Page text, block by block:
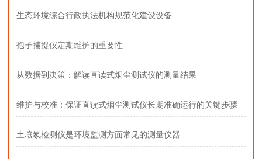
生态环境综合行政执法机构规范化建设设备
孢子捕捉仪定期维护的重要性
从数据到决策：解读直读式烟尘测试仪的测量结果
维护与校准：保证直读式烟尘测试仪长期准确运行的关键步骤
土壤氡检测仪是环境监测方面常见的测量仪器